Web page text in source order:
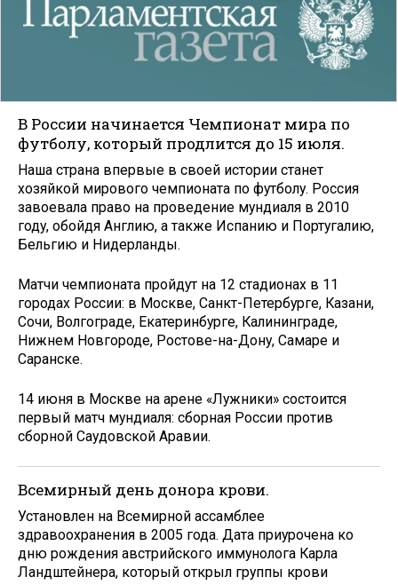
В России начинается Чемпионат мира по
футболу, который продлится до 15 июля.
Наша страна впервые в своей истории станет
хозяйкой мирового чемпионата по футболу. Россия
завоевала право на проведение мундиаля в 2010
году, обойдя Англию, а также Испанию и Португалию,
Бельгию и Нидерланды.
Матчи чемпионата пройдут на 12 стадионах в 11
городах России: в Москве, Санкт-Петербурге, Казани,
Сочи, Волгограде, Екатеринбурге, Калининграде,
Нижнем Новгороде, Ростове-на-Дону, Самаре и
Саранске.
14 июня в Москве на арене «Лужники» состоится
первый матч мундиаля: сборная России против
сборной Саудовской Аравии.
Всемирный день донора крови.
Установлен на Всемирной ассамблее
здравоохранения в 2005 года. Дата приурочена ко
дню рождения австрийского иммунолога Карла
Ландштейнера, который открыл группы крови